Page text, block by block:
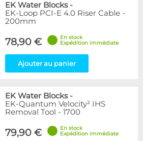
EK Water Blocks-
EK-Loop PCI-E 4.0 Riser Cable -
200mm
78,90 €
En stock
Expédition immédiate
Ajouter au panier
EK Water Blocks-
EK-Quantum Velocity² IHS
Removal Tool - 1700
79,90 €
En stock
Expédition immédiate